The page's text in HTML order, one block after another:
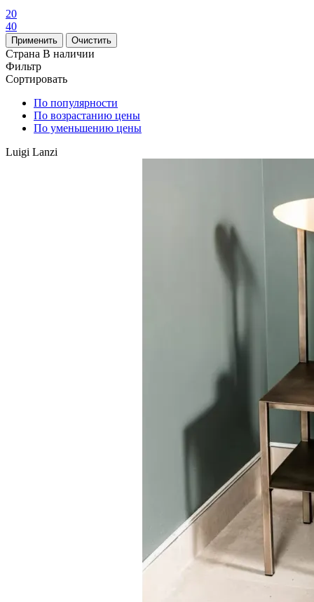
20
40
Страна В наличии
Фильтр
Сортировать
По популярности
По возрастанию цены
По уменьшению цены
Luigi Lanzi